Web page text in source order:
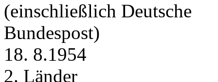
(einschließlich Deutsche
Bundespost)
18. 8.1954
2. Länder